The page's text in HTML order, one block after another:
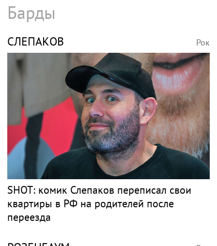
Барды
СЛЕПАКОВ Рок
SHOT: комик Слепаков переписал свои
квартиры в РФ на родителей после
переезда